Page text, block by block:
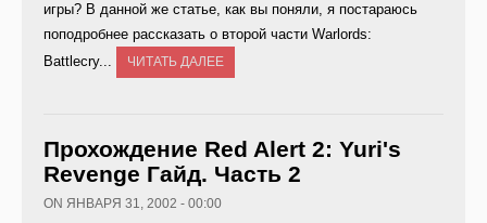
игры? В данной же статье, как вы поняли, я постараюсь
поподробнее рассказать о второй части Warlords:
Battlecry...
ЧИТАТЬ ДАЛЕЕ
Прохождение Red Alert 2: Yuri's
Revenge Гайд. Часть 2
ON ЯНВАРЯ 31, 2002 - 00:00